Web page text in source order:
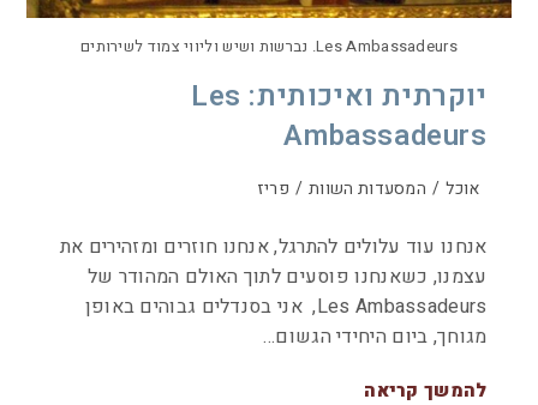
Les Ambassadeurs. נברשות ושיש וליווי צמוד לשירותים
יוקרתית ואיכותית: Les
Ambassadeurs
אוכל / המסעדות השוות / פריז
אנחנו עוד עלולים להתרגל, אנחנו חוזרים ומזהירים את
עצמנו, כשאנחנו פוסעים לתוך האולם המהודר של
Les Ambassadeurs, אני בסנדלים גבוהים באופן
מגוחך, ביום היחידי הגשום…
להמשך קריאה